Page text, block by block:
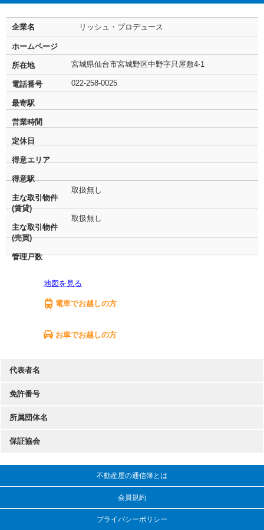
企業名 リッシュ・プロデュース
ホームページ
所在地 宮城県仙台市宮城野区中野字只屋敷4-1
電話番号 022-258-0025
最寄駅
営業時間
定休日
得意エリア
得意駅
主な取引物件
(賃貸)
取扱無し
主な取引物件
(売買)
取扱無し
管理戸数
地図を見る
電車でお越しの方
お車でお越しの方
代表者名
免許番号
所属団体名
保証協会
不動産屋の通信簿とは
会員規約
プライバシーポリシー